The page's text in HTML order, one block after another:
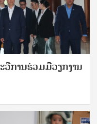
ການຮ່ວມມືວຽກງານ